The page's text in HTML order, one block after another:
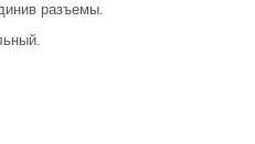
разъемы.